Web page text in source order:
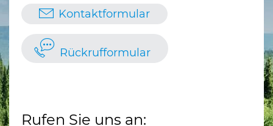
Kontaktformular
Rückrufformular
Rufen Sie uns an: